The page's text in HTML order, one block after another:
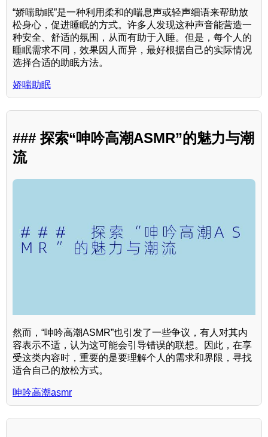
“娇喘助眠”是一种利用柔和的喘息声或轻声细语来帮助放
松身心，促进睡眠的方式。许多人发现这种声音能营造一
种安全、舒适的氛围，从而有助于入睡。但是，每个人的
睡眠需求不同，效果因人而异，最好根据自己的实际情况
选择合适的助眠方法。
娇喘助眠
### 探索“呻吟高潮ASMR”的魅力与潮
流
然而，“呻吟高潮ASMR”也引发了一些争议，有人对其内
容表示不适，认为这可能会引导错误的联想。因此，在享
受这类内容时，重要的是要理解个人的需求和界限，寻找
适合自己的放松方式。
呻吟高潮asmr